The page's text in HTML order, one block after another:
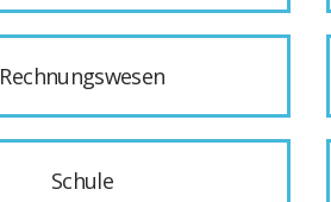
Rechnungswesen
Schule